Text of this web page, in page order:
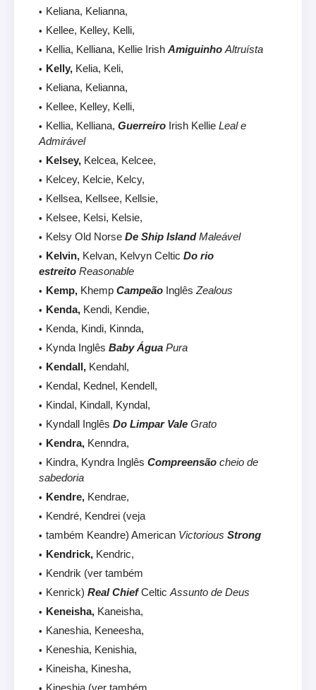
Keliana, Kelianna,
Kellee, Kelley, Kelli,
Kellia, Kelliana, Kellie Irish Amiguinho Altruísta
Kelly, Kelia, Keli,
Keliana, Kelianna,
Kellee, Kelley, Kelli,
Kellia, Kelliana, Guerreiro Irish Kellie Leal e
Admirável
Kelsey, Kelcea, Kelcee,
Kelcey, Kelcie, Kelcy,
Kellsea, Kellsee, Kellsie,
Kelsee, Kelsi, Kelsie,
Kelsy Old Norse De Ship IslandMaleável
Kelvin, Kelvan, Kelvyn Celtic Do rio
estreito Reasonable
Kemp, Khemp Campeão Inglês Zealous
Kenda, Kendi, Kendie,
Kenda, Kindi, Kinnda,
Kynda Inglês Baby Água Pura
Kendall, Kendahl,
Kendal, Kednel, Kendell,
Kindal, Kindall, Kyndal,
Kyndall Inglês Do Limpar Vale Grato
Kendra, Kenndra,
Kindra, Kyndra Inglês Compreensão cheio de
sabedoria
Kendre, Kendrae,
Kendré, Kendrei (veja
também Keandre) American Victorious Strong
Kendrick, Kendric,
Kendrik (ver também
Kenrick) Real ChiefCeltic Assunto de Deus
Keneisha, Kaneisha,
Kaneshia, Keneesha,
Keneshia, Kenishia,
Kineisha, Kinesha,